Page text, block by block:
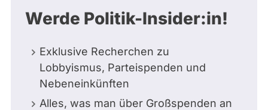
Werde Politik-Insider:in!
Exklusive Recherchen zu
Lobbyismus, Parteispenden und
Nebeneinkünften
Alles, was man über Großspenden an